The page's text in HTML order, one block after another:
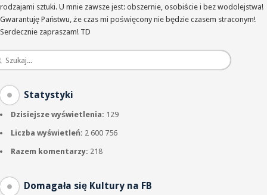
rodzajami sztuki. U mnie zawsze jest: obszernie, osobiście i bez wodolejstwa!
Gwarantuję Państwu, że czas mi poświęcony nie będzie czasem straconym!
Serdecznie zapraszam! TD
Statystyki
Dzisiejsze wyświetlenia: 129
Liczba wyświetleń: 2 600 756
Razem komentarzy: 218
Domagała się Kultury na FB